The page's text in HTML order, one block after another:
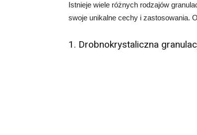
Istnieje wiele różnych rodzajów
swoje unikalne cechy i zastosowania.
1. Drobnokrystaliczna